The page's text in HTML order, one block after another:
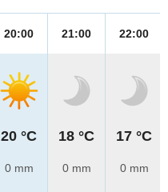
20:00
20 °C
0 mm
21:00
18 °C
0 mm
22:00
17 °C
0 mm